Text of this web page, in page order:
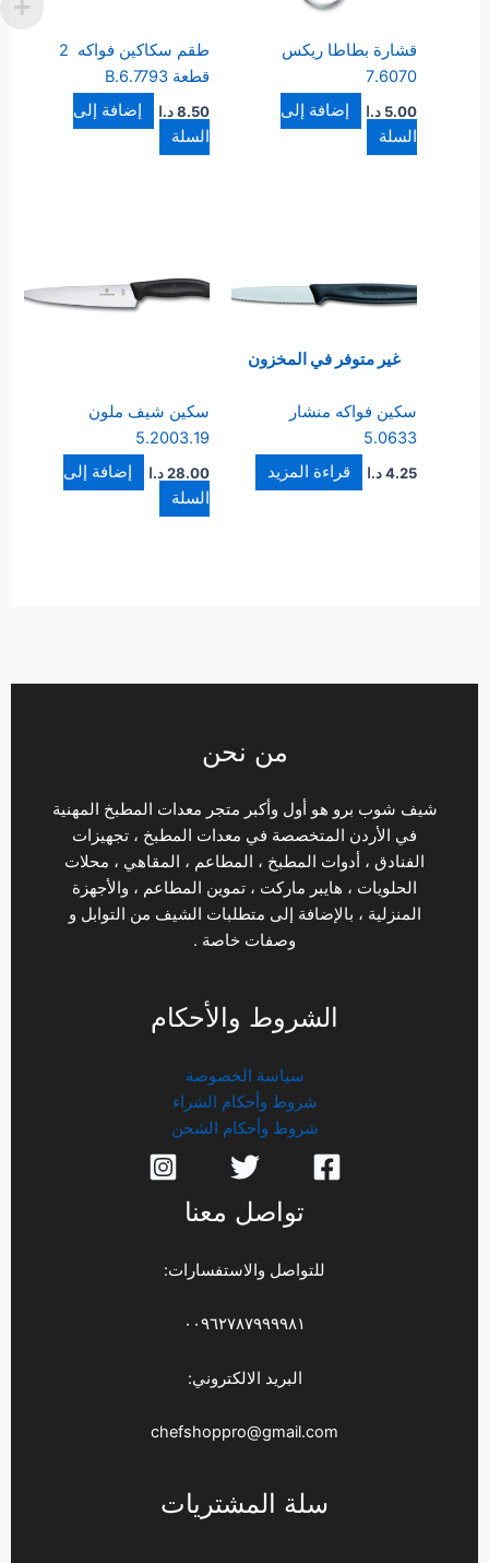
قشارة بطاطا ريكس
7.6070
5.00 د.ا
إضافة إلى
السلة
طقم سكاكين فواكه 2
قطعة 6.7793.B
8.50د.ا
إضافة إلى
السلة
غير متوفر في المخزون
سكين فواكه منشار
5.0633
4.25 د.ا قراءة المزيد
سكين شيف ملون
5.2003.19
28.00د.ا
إضافة إلى
السلة
من نحن
شيف شوب برو هو أول وأكبر متجر معدات المطبخ المهنية
في الأردن المتخصصة في معدات المطبخ ، تجهيزات
الفنادق ، أدوات المطبخ ، المطاعم ، المقاهي ، محلات
الحلويات ، هايبر ماركت ، تموين المطاعم ، والأجهزة
المنزلية ، بالإضافة إلى متطلبات الشيف من التوابل و
وصفات خاصة .
الشروط والأحكام
سياسة الخصوصة
شروط وأحكام الشراء
شروط وأحكام الشحن
تواصل معنا
للتواصل والاستفسارات:
٠٠٩٦٢٧٨٧٩٩٩٩٨١
البريد الالكتروني:
chefshoppro@gmail.com
سلة المشتريات